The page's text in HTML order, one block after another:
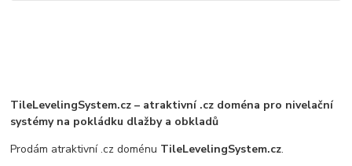
TileLevelingSystem.cz – atraktivní .cz doména pro nivelační
systémy na pokládku dlažby a obkladů
Prodám atraktivní .cz doménu TileLevelingSystem.cz.